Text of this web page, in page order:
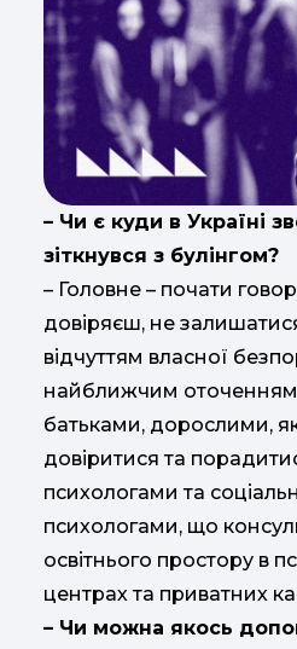
– Чи є куди в Україні
зіткнувся з булінгом?
– Головне – почати
довіряєш, не
відчуттям власної
найближчим
батьками, дорослими,
довіритися та
психологами та
психологами, що
освітнього простору в
центрах та приватних
– Чи можна якось